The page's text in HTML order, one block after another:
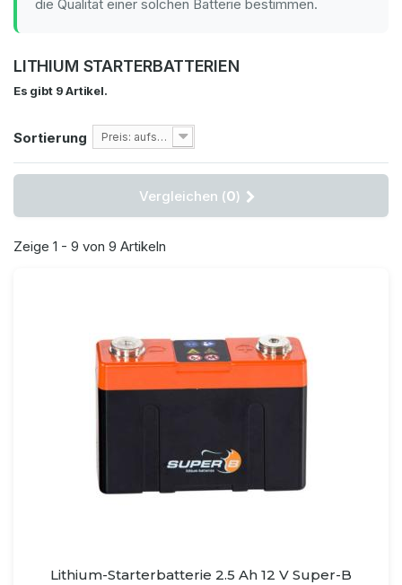
die Qualität einer solchen Batterie bestimmen.
LITHIUM STARTERBATTERIEN
Es gibt 9 Artikel.
Sortierung Preis: aufsteigend
Vergleichen (0)
Zeige 1 - 9 von 9 Artikeln
Lithium-Starterbatterie 2.5 Ah 12 V Super-B